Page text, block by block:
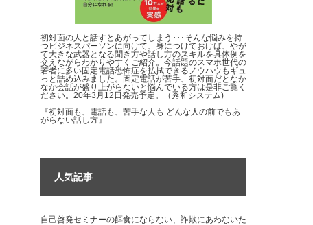
初対面の人と話すとあがってしまう･･･そんな悩みを持
つビジネスパーソンに向けて、身につけておけば、やが
て大きな武器となる聞き方や話し方のスキルを具体例を
交えながらわかりやすくご紹介。今話題のスマホ世代の
若者に多い固定電話恐怖症を払拭できるノウハウもギュ
っと詰め込みました。固定電話が苦手、初対面だとなか
なか会話が盛り上がらないと悩んでいる方は是非ご覧く
ださい。20年3月12日発売予定。（秀和システム)
『初対面も、電話も、苦手な人も どんな人の前でもあ
がらない話し方』
人気記事
自己啓発セミナーの餌食にならない、詐欺にあわないた